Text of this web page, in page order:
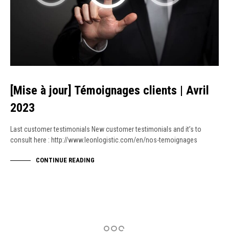
[Mise à jour] Témoignages clients | Avril
2023
Last customer testimonials New customer testimonials and it’s to
consult here : http://www.leonlogistic.com/en/nos-temoignages
CONTINUE READING